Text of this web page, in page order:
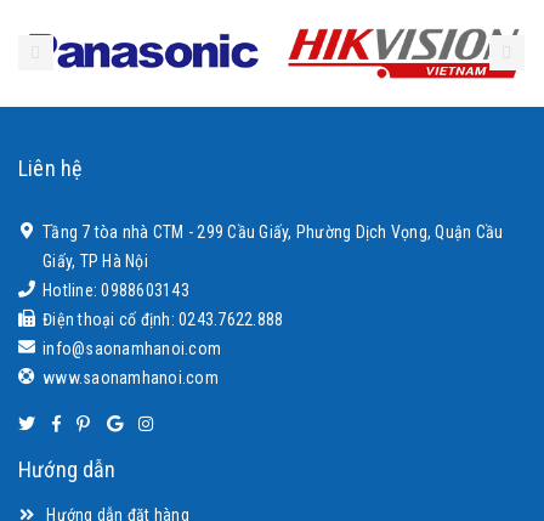
Liên hệ
Tầng 7 tòa nhà CTM - 299 Cầu Giấy, Phường Dịch Vọng, Quận Cầu
Giấy, TP Hà Nội
Hotline: 0988603143
Điện thoại cố định: 0243.7622.888
info@saonamhanoi.com
www.saonamhanoi.com
Hướng dẫn
Hướng dẫn đặt hàng